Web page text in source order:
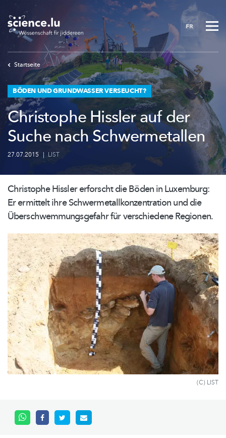
to
main
content
FR
Startseite
BÖDEN UND GRUNDWASSER VERSEUCHT?
Christophe Hissler auf der
Suche nach Schwermetallen
27.07.2015 | LIST
Christophe Hissler erforscht die Böden in Luxemburg:
Er ermittelt ihreSchwermetallkonzentration und die
Überschwemmungsgefahrfür verschiedene Regionen.
(C) LIST